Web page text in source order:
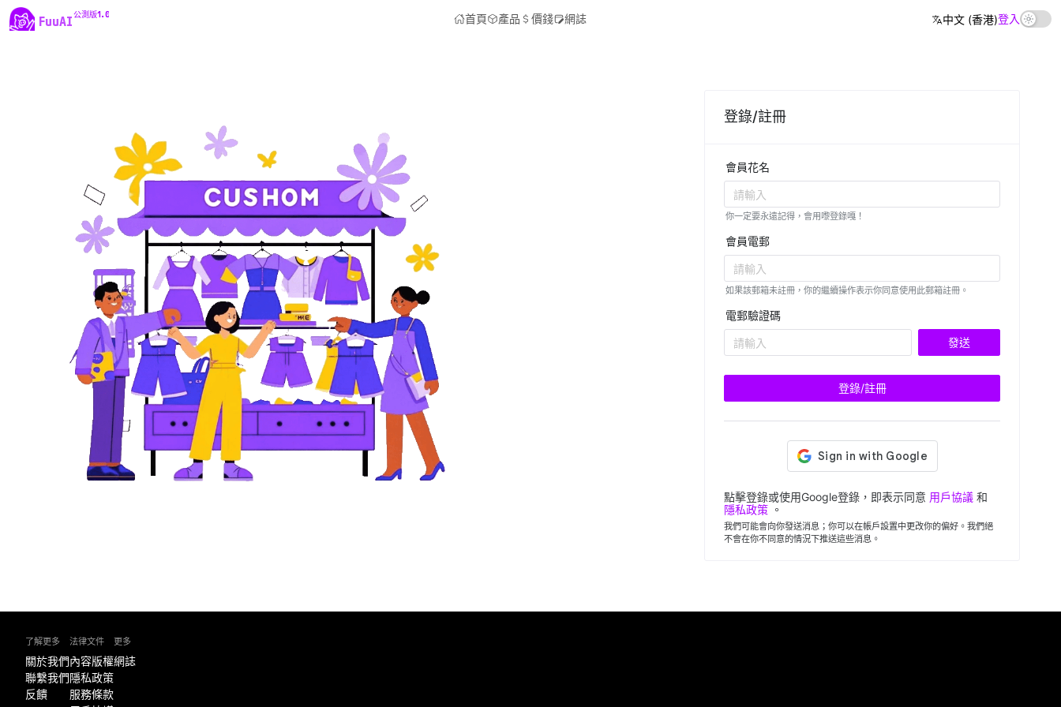
FuuAI公測版1.0 首頁 產品 價錢 網誌 中文 (香港)登入
登錄/註冊
會員花名
請輸入
你一定要永遠記得，會用嚟登錄嘎！
會員電郵
請輸入
如果該郵箱未註冊，你的繼續操作表示你同意使用此郵箱註冊。
電郵驗證碼
請輸入 發送
登錄/註冊
點擊登錄或使用Google登錄，即表示同意 用戶協議 和
隱私政策 。
我們可能會向你發送消息；你可以在帳戶設置中更改你的偏好。我們絕
不會在你不同意的情況下推送這些消息。
了解更多
關於我們
聯繫我們
反饋
法律文件
內容版權
隱私政策
服務條款
更多
網誌